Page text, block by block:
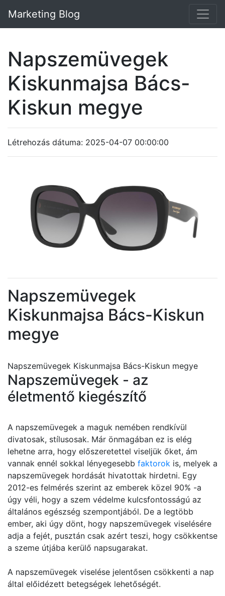
Marketing Blog
Napszemüvegek
Kiskunmajsa Bács-
Kiskun megye
Létrehozás dátuma: 2025-04-07 00:00:00
Napszemüvegek
Kiskunmajsa Bács-Kiskun
megye
Napszemüvegek Kiskunmajsa Bács-Kiskun megye
Napszemüvegek - az
életmentő kiegészítő
A napszemüvegek a maguk nemében rendkívül
divatosak, stílusosak. Már önmagában ez is elég
lehetne arra, hogy előszeretettel viseljük őket, ám
vannak ennél sokkal lényegesebb faktorok is, melyek a
napszemüvegek hordását hivatottak hirdetni. Egy
2012-es felmérés szerint az emberek közel 90% -a
úgy véli, hogy a szem védelme kulcsfontosságú az
általános egészség szempontjából. De a legtöbb
ember, aki úgy dönt, hogy napszemüvegek viselésére
adja a fejét, pusztán csak azért teszi, hogy csökkentse
a szeme útjába kerülő napsugarakat.
A napszemüvegek viselése jelentősen csökkenti a nap
által előidézett betegségek lehetőségét.